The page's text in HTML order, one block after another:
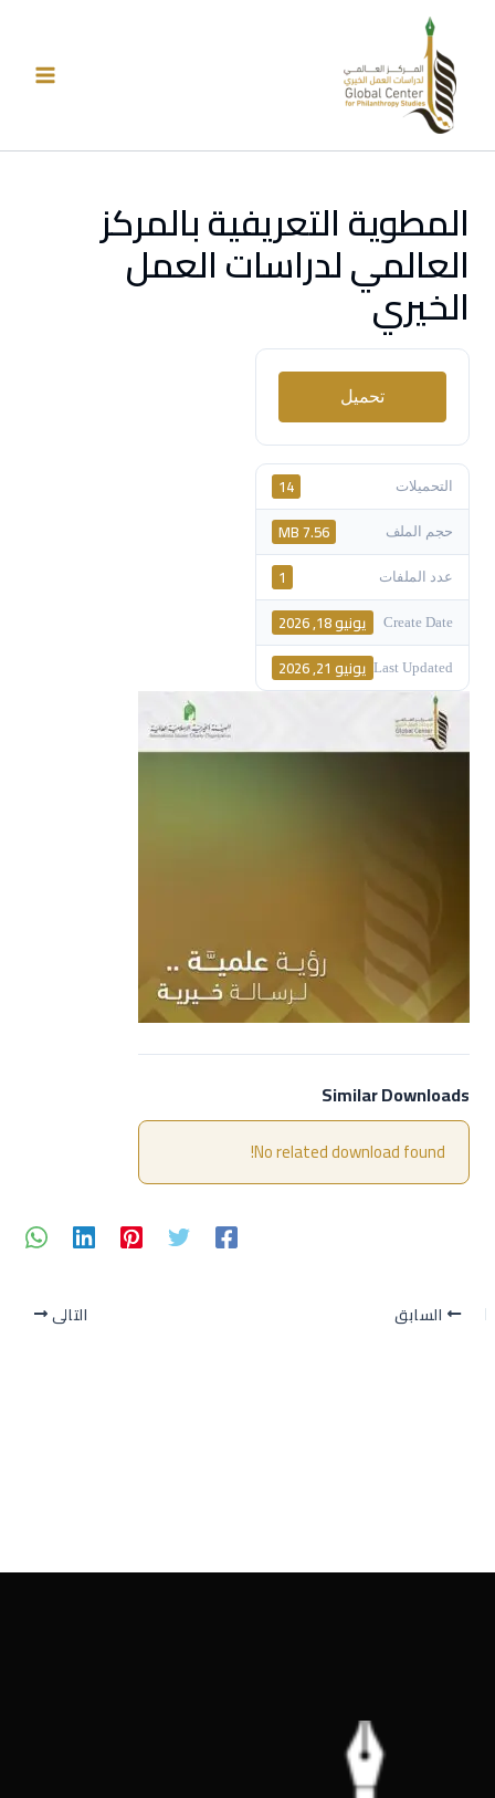
المحتوى
المطوية التعريفية بالمركز
العالمي لدراسات العمل
الخيري
تحميل
التحميلات 14
حجم الملف 7.56 MB
عدد الملفات 1
Create Date يونيو 18, 2026
Last Updated يونيو 21, 2026
Similar Downloads
No related download found!
السابق التالي